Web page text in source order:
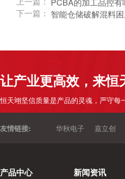
下一篇： 智能仓储破解混料
让产业更高效，来恒
恒天翊坚信质量是产品的灵魂，严守每
友情链接: 华秋电子 嘉立创
产品中心 新闻资讯